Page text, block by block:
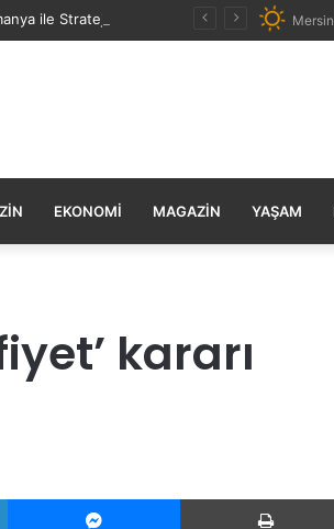
Mersin
EKONOMI MAGAZIN YAŞAM
kararı
LinkedIn Messenger